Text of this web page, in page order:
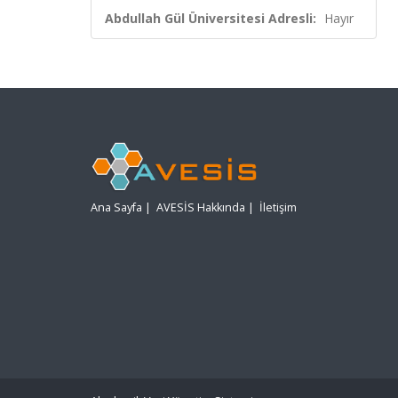
Abdullah Gül Üniversitesi Adresli: Hayır
Ana Sayfa | AVESİS Hakkında | İletişim